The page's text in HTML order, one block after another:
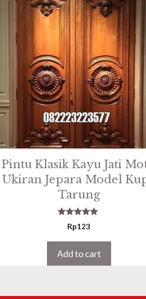
Pintu Klasik Kayu Jati
Ukiran Jepara Model
Tarung
5.00
out of 5
Rp123
Add to cart